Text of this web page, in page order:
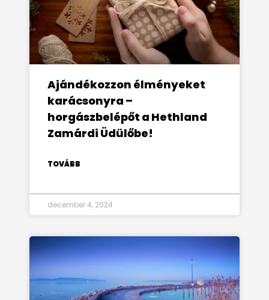
Ajándékozzon élményeket
karácsonyra –
horgászbelépőt a Hethland
Zamárdi Üdülőbe!
TOVÁBB
december 4, 2024